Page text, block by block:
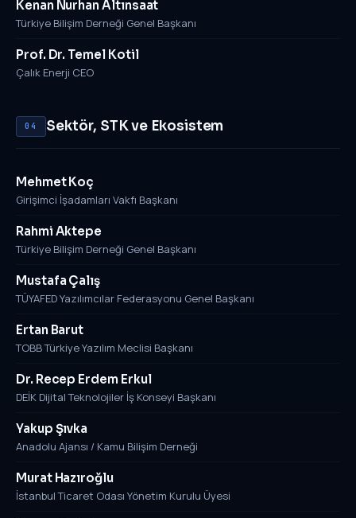
Kenan Nurhan Altınsaat
Türkiye Bilişim Derneği Genel Başkanı
Prof. Dr. Temel Kotil
Çalık Enerji CEO
04 Sektör, STK ve Ekosistem
Mehmet Koç
Girişimci İşadamları Vakfı Başkanı
Rahmi Aktepe
Türkiye Bilişim Derneği Genel Başkanı
Mustafa Çalış
TÜYAFED Yazılımcılar Federasyonu Genel Başkanı
Ertan Barut
TOBB Türkiye Yazılım Meclisi Başkanı
Dr. Recep Erdem Erkul
DEİK Dijital Teknolojiler İş Konseyi Başkanı
Yakup Şıvka
Anadolu Ajansı / Kamu Bilişim Derneği
Murat Hazıroğlu
İstanbul Ticaret Odası Yönetim Kurulu Üyesi